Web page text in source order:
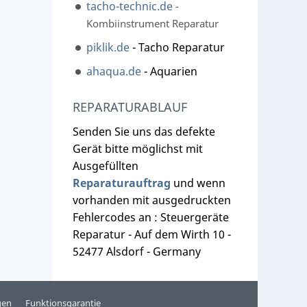
tacho-technic.de -
Kombiinstrument Reparatur
piklik.de- Tacho Reparatur
ahaqua.de- Aquarien
REPARATURABLAUF
Senden Sie uns das defekte
Gerät bitte möglichst mit
Ausgefüllten
Reparaturauftrag und wenn
vorhanden mit ausgedruckten
Fehlercodes an : Steuergeräte
Reparatur - Auf dem Wirth 10 -
52477 Alsdorf - Germany
Funktionsgarantie